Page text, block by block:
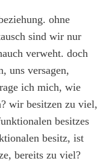
ohne
sind wir nur
verweht. doch
uns versagen,
ich mich, wie
wir besitzen zu viel,
besitzes
besitz, ist
bereits zu viel?